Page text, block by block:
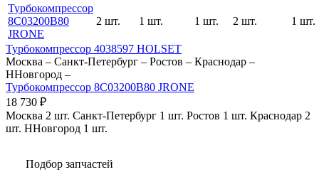
Турбокомпрессор
8C03200B80
JRONE
2 шт. 1 шт. 1 шт. 2 шт. 1 шт.
Турбокомпрессор 4038597 HOLSET
Москва – Санкт-Петербург – Ростов – Краснодар –
ННовгород –
Турбокомпрессор 8C03200B80 JRONE
18 730 ₽
Москва 2 шт. Санкт-Петербург 1 шт. Ростов 1 шт. Краснодар 2
шт. ННовгород 1 шт.
Подбор запчастей